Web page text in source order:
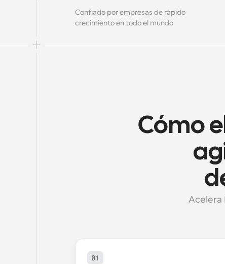
Confiado por empresas de rápido
crecimiento en todo el mundo
Cómo
Acelera
01